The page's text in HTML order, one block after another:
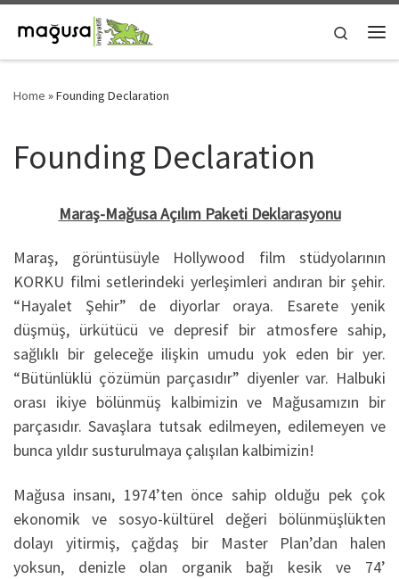
Skip to content
Search
Home »Founding Declaration
Founding Declaration
Maraş-Mağusa Açılım Paketi Deklarasyonu
Maraş, görüntüsüyle Hollywood film stüdyolarının
KORKU filmi setlerindeki yerleşimleri andıran bir şehir.
“Hayalet Şehir” de diyorlar oraya. Esarete yenik
düşmüş, ürkütücü ve depresif bir atmosfere sahip,
sağlıklı bir geleceğe ilişkin umudu yok eden bir yer.
“Bütünlüklü çözümün parçasıdır” diyenler var. Halbuki
orası ikiye bölünmüş kalbimizin ve Mağusamızın bir
parçasıdır. Savaşlara tutsak edilmeyen, edilemeyen ve
bunca yıldır susturulmaya çalışılan kalbimizin!
Mağusa insanı, 1974’ten önce sahip olduğu pek çok
ekonomik ve sosyo-kültürel değeri bölünmüşlükten
dolayı yitirmiş, çağdaş bir Master Plan’dan halen
yoksun, denizle olan organik bağı kesik ve 74’